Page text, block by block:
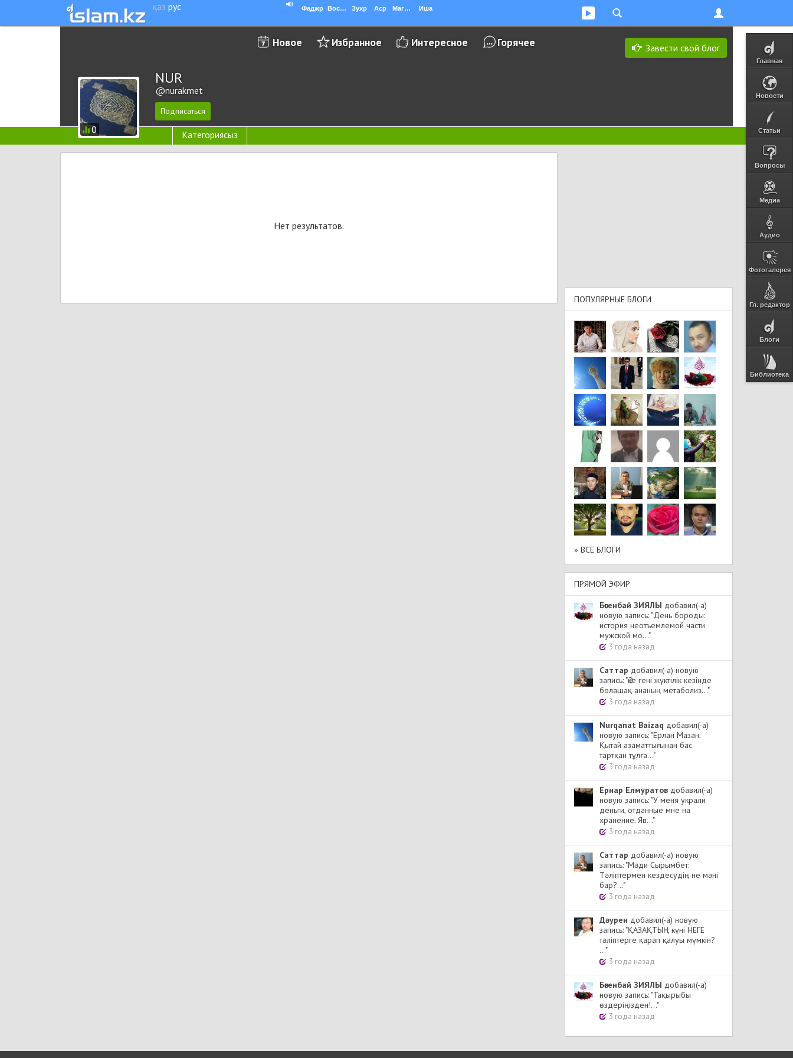
қаз рус Фаджр Восход Зухр Аср Магриб Иша
Главная
Новости
Статьи
Вопросы
Медиа
Аудио
Фотогалерея
Гл. редактор
Блоги
Библиотека
Завести свой блог
Новое Избранное Интересное Горячее
0
NUR
@nurakmet
Категориясыз
Нет результатов.
ПОПУЛЯРНЫЕ БЛОГИ
» ВСЕ БЛОГИ
ПРЯМОЙ ЭФИР
Бөгенбай ЗИЯЛЫ добавил(-а)
новую запись: "День бороды:
история неотъемлемой части
мужской мо..."
3 года назад
Cаттар добавил(-а) новую
запись: "Әке гені жүктілік кезінде
болашақ ананың метаболиз..."
3 года назад
Nurqanat Baizaq добавил(-а)
новую запись: "Ерлан Мазан:
Қытай азаматтығынан бас
тартқан тұлға..."
3 года назад
Ернар Елмуратов добавил(-а)
новую запись: "У меня украли
деньги, отданные мне на
хранение. Яв..."
3 года назад
Cаттар добавил(-а) новую
запись: "Мәди Сырымбет:
Тәліптермен кездесудің не мәні
бар?..."
3 года назад
Дәурен добавил(-а) новую
запись: "ҚАЗАҚТЫҢ күні НЕГЕ
тәліптерге қарап қалуы мүмкін?
..."
3 года назад
Бөгенбай ЗИЯЛЫ добавил(-а)
новую запись: "Тақырыбы
өздеріңізден!..."
3 года назад